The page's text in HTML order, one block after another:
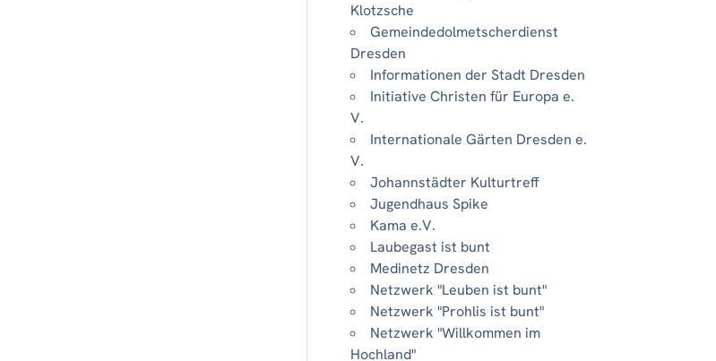
Klotzsche
Gemeindedolmetscherdienst
Dresden
Informationen der Stadt Dresden
Initiative Christen für Europa e.
V.
Internationale Gärten Dresden e.
V.
Johannstädter Kulturtreff
Jugendhaus Spike
Kama e.V.
Laubegast ist bunt
Medinetz Dresden
Netzwerk "Leuben ist bunt"
Netzwerk "Prohlis ist bunt"
Netzwerk "Willkommen im
Hochland"